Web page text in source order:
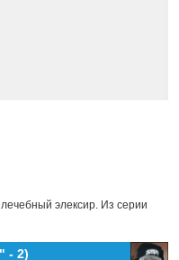
элексир. Из серии
- 2)